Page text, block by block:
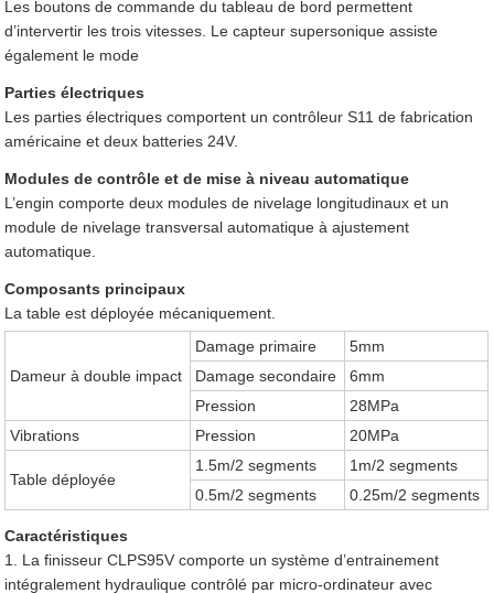
Les boutons de commande du tableau de bord permettent
d’intervertir les trois vitesses. Le capteur supersonique assiste
également le mode
Parties électriques
Les parties électriques comportent un contrôleur S11 de fabrication
américaine et deux batteries 24V.
Modules de contrôle et de mise à niveau automatique
L’engin comporte deux modules de nivelage longitudinaux et un
module de nivelage transversal automatique à ajustement
automatique.
Composants principaux
La table est déployée mécaniquement.
Dameur à double impact
Damage primaire
5mm
Damage secondaire
6mm
Pression
28MPa
Vibrations
Pression 20MPa
Table déployée
1.5m/2 segments
1m/2 segments
0.5m/2 segments
0.25m/2 segments
Caractéristiques
1. La finisseur CLPS95V comporte un système d’entrainement
intégralement hydraulique contrôlé par micro-ordinateur avec